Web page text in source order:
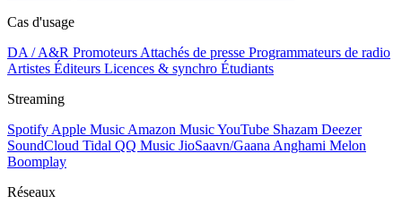
Cas d'usage
DA / A&R Promoteurs Attachés de presse Programmateurs de radio
Artistes Éditeurs Licences & synchro Étudiants
Streaming
Spotify Apple Music Amazon MusicYouTube Shazam Deezer
SoundCloud Tidal QQ Music JioSaavn/Gaana Anghami Melon
Boomplay
Réseaux